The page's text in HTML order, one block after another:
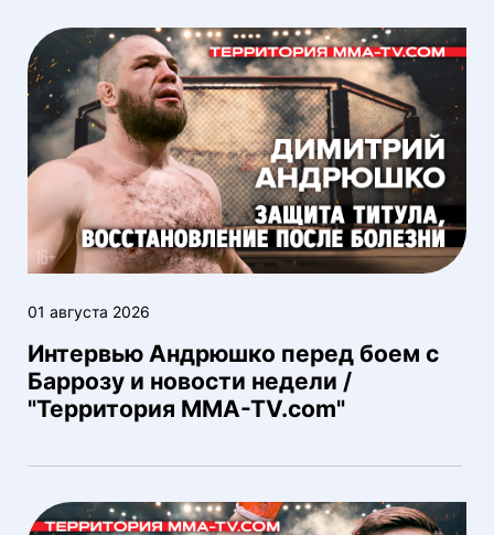
01 августа 2026
Интервью Андрюшко перед боем с
Баррозу и новости недели /
"Территория MMA-TV.com"